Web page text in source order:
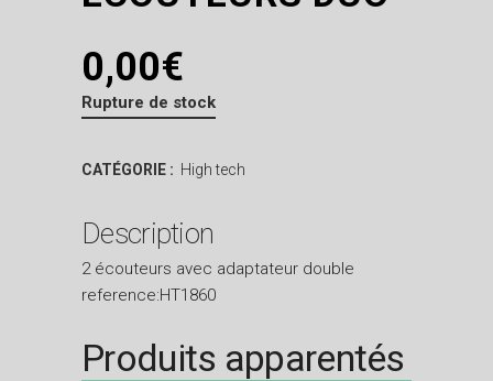
0,00€
Rupture de stock
CATÉGORIE : High tech
Description
2 écouteurs avec adaptateur double
reference:HT1860
Produits apparentés